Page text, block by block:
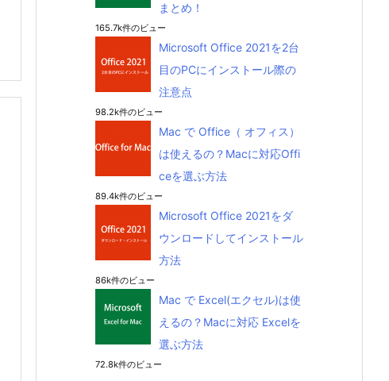
まとめ！
165.7k件のビュー
Microsoft Office 2021を2台
目のPCにインストール際の
注意点
98.2k件のビュー
Mac で Office（ オフィス）
は使えるの？Macに対応Offi
ceを選ぶ方法
89.4k件のビュー
Microsoft Office 2021をダ
ウンロードしてインストール
方法
86k件のビュー
Mac で Excel(エクセル)は使
えるの？Macに対応 Excelを
選ぶ方法
72.8k件のビュー